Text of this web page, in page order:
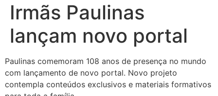
Irmãs Paulinas
lançam novo portal
Paulinas comemoram 108 anos de presença no mundo
com lançamento de novo portal. Novo projeto
contempla conteúdos exclusivos e materiais formativos